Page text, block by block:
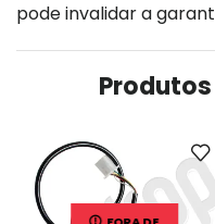
pode invalidar a